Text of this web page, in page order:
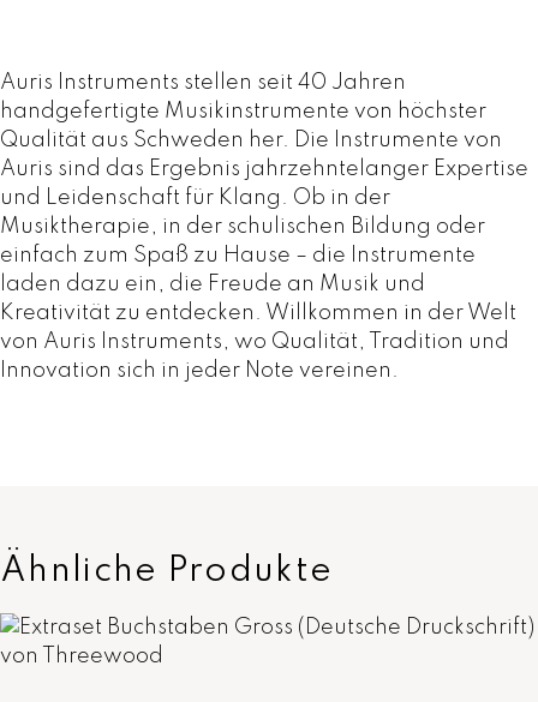
Auris Instruments stellen seit 40 Jahren
handgefertigte Musikinstrumente von höchster
Qualität aus Schweden her. Die Instrumente von
Auris sind das Ergebnis jahrzehntelanger Expertise
und Leidenschaft für Klang. Ob in der
Musiktherapie, in der schulischen Bildung oder
einfach zum Spaß zu Hause – die Instrumente
laden dazu ein, die Freude an Musik und
Kreativität zu entdecken. Willkommen in der Welt
von Auris Instruments, wo Qualität, Tradition und
Innovation sich in jeder Note vereinen.
Ähnliche Produkte